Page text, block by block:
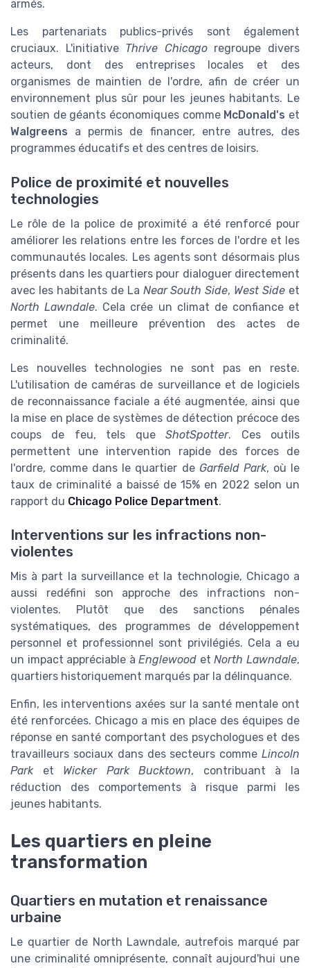
armés.
Les partenariats publics-privés sont également
cruciaux. L'initiative Thrive Chicagoregroupe divers
acteurs, dont des entreprises locales et des
organismes de maintien de l'ordre, afin de créer un
environnement plus sûr pour les jeunes habitants. Le
soutien de géants économiques comme McDonald's et
Walgreens a permis de financer, entre autres, des
programmes éducatifs et des centres de loisirs.
Police de proximité et nouvelles
technologies
Le rôle de la police de proximité a été renforcé pour
améliorer les relations entre les forces de l'ordre et les
communautés locales. Les agents sont désormais plus
présents dans les quartiers pour dialoguer directement
avec les habitants de La Near South Side, West Side et
North Lawndale. Cela crée un climat de confiance et
permet une meilleure prévention des actes de
criminalité.
Les nouvelles technologies ne sont pas en reste.
L'utilisation de caméras de surveillance et de logiciels
de reconnaissance faciale a été augmentée, ainsi que
la mise en place de systèmes de détection précoce des
coups de feu, tels queShotSpotter. Ces outils
permettent une intervention rapide des forces de
l'ordre, comme dans le quartier de Garfield Park, où le
taux de criminalité a baissé de 15% en 2022 selon un
rapport du Chicago Police Department.
Interventions sur les infractions non-
violentes
Mis à part la surveillance et la technologie, Chicago a
aussi redéfini son approche des infractions non-
violentes. Plutôt que des sanctions pénales
systématiques, des programmes de développement
personnel et professionnel sont privilégiés. Cela a eu
un impact appréciable àEnglewood etNorth Lawndale,
quartiers historiquement marqués par la délinquance.
Enfin, les interventions axées sur la santé mentale ont
été renforcées. Chicago a mis en place des équipes de
réponse en santé comportant des psychologues et des
travailleurs sociaux dans des secteurs comme Lincoln
Parket Wicker Park Bucktown, contribuant à la
réduction des comportements à risque parmi les
jeunes habitants.
Les quartiers en pleine
transformation
Quartiers en mutation et renaissance
urbaine
Le quartier de North Lawndale, autrefois marqué par
une criminalité omniprésente, connaît aujourd'hui une